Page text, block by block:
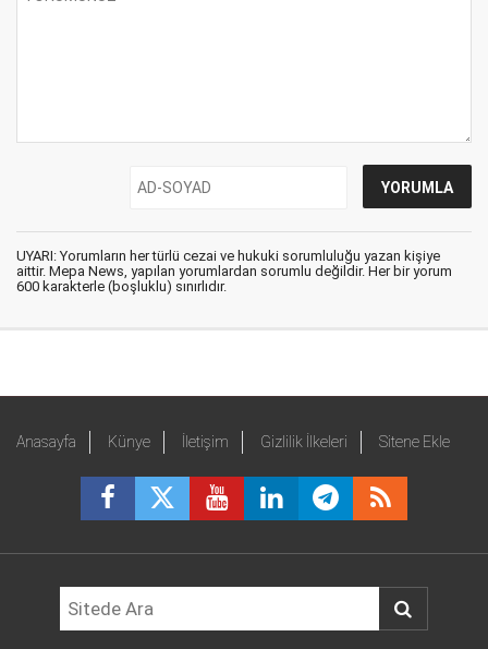
UYARI: Yorumların her türlü cezai ve hukuki sorumluluğu yazan kişiye
aittir. Mepa News, yapılan yorumlardan sorumlu değildir. Her bir yorum
600 karakterle (boşluklu) sınırlıdır.
Anasayfa Künye İletişim Gizlilik İlkeleri Sitene Ekle